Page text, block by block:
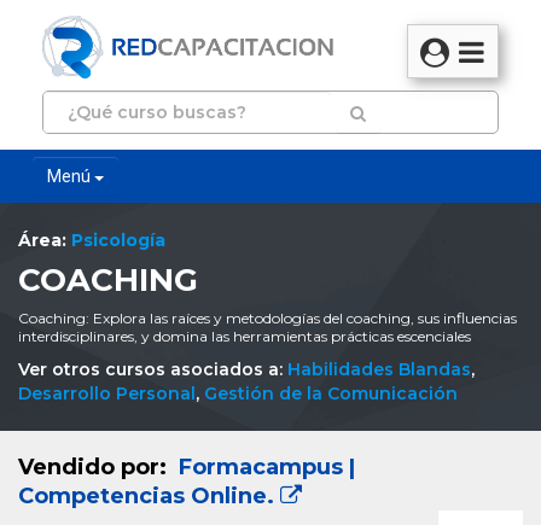
Menú
Área: Psicología
COACHING
Coaching: Explora las raíces y metodologías del coaching, sus influencias
interdisciplinares, y domina las herramientas prácticas escenciales
Ver otros cursos asociados a: Habilidades Blandas,
Desarrollo Personal, Gestión de la Comunicación
Vendido por: Formacampus |
Competencias Online.